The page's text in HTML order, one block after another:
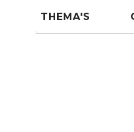
Zoeken
THEMA'S